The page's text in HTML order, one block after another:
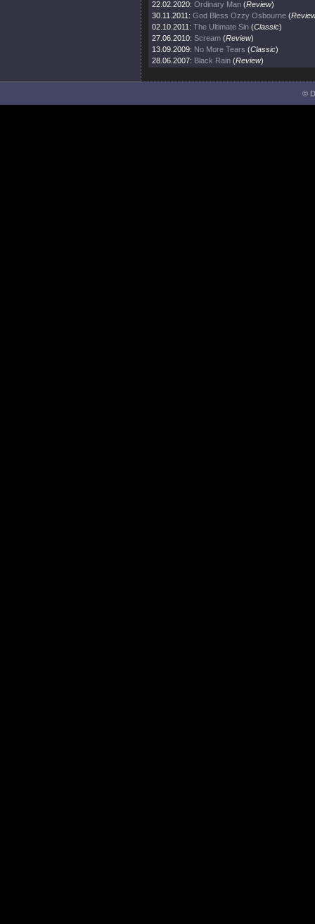
22.02.2020: Ordinary Man (Review)
30.11.2011: God Bless Ozzy Osbourne (
02.10.2011: The Ultimate Sin (Classic)
27.06.2010: Scream (Review)
13.09.2009: No More Tears (Classic)
28.06.2007: Black Rain (Review)
©